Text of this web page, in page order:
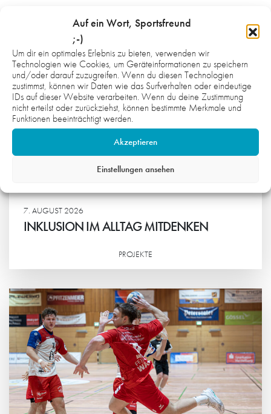
Auf ein Wort, Sportsfreund
;-)
Um dir ein optimales Erlebnis zu bieten, verwenden wir
Technologien wie Cookies, um Geräteinformationen zu speichern
und/oder darauf zuzugreifen. Wenn du diesen Technologien
zustimmst, können wir Daten wie das Surfverhalten oder eindeutige
IDs auf dieser Website verarbeiten. Wenn du deine Zustimmung
nicht erteilst oder zurückziehst, können bestimmte Merkmale und
Funktionen beeinträchtigt werden.
Akzeptieren
Einstellungen ansehen
7. AUGUST 2026
INKLUSION IM ALLTAG MITDENKEN
PROJEKTE